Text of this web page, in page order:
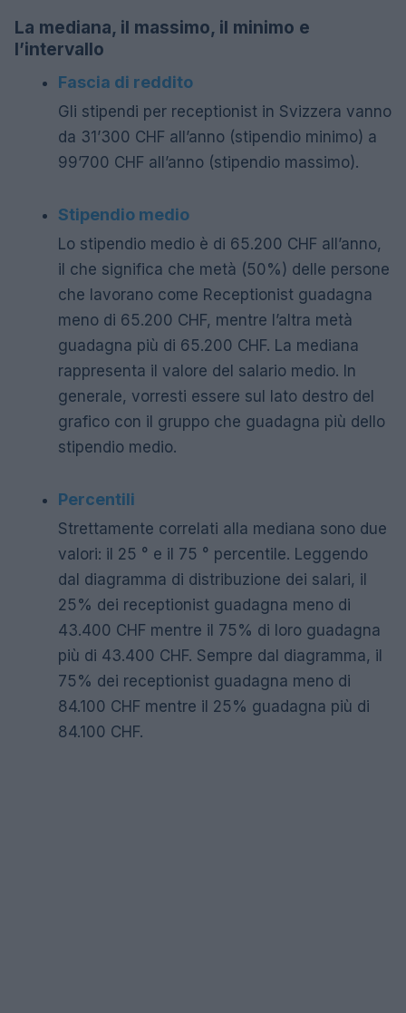
La mediana, il massimo, il minimo e
l’intervallo
Fascia di reddito
Gli stipendi per receptionist in Svizzera vanno
da 31’300 CHF all’anno (stipendio minimo) a
99’700 CHF all’anno (stipendio massimo).
Stipendio medio
Lo stipendio medio è di 65.200 CHF all’anno,
il che significa che metà (50%) delle persone
che lavorano come Receptionist guadagna
meno di 65.200 CHF, mentre l’altra metà
guadagna più di 65.200 CHF. La mediana
rappresenta il valore del salario medio. In
generale, vorresti essere sul lato destro del
grafico con il gruppo che guadagna più dello
stipendio medio.
Percentili
Strettamente correlati alla mediana sono due
valori: il 25 ° e il 75 ° percentile. Leggendo
dal diagramma di distribuzione dei salari, il
25% dei receptionist guadagna meno di
43.400 CHF mentre il 75% di loro guadagna
più di 43.400 CHF. Sempre dal diagramma, il
75% dei receptionist guadagna meno di
84.100 CHF mentre il 25% guadagna più di
84.100 CHF.